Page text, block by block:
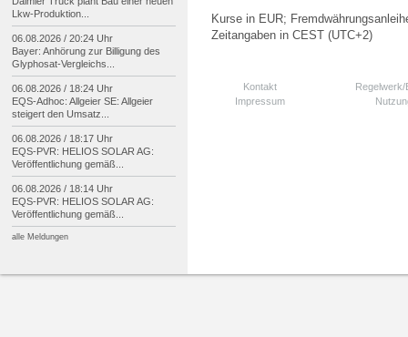
Kurse in EUR;
Zeitangaben in CEST (UTC+2)
Kontakt
Impressum
Lkw-Produktion...
06.08.2026 / 20:24 Uhr
Bayer: Anhörung zur Billigung des
Glyphosat-Vergleichs...
06.08.2026 / 18:24 Uhr
EQS-Adhoc: Allgeier SE: Allgeier
steigert den Umsatz...
06.08.2026 / 18:17 Uhr
EQS-PVR: HELIOS SOLAR AG:
Veröffentlichung gemäß...
06.08.2026 / 18:14 Uhr
EQS-PVR: HELIOS SOLAR AG:
Veröffentlichung gemäß...
alle Meldungen